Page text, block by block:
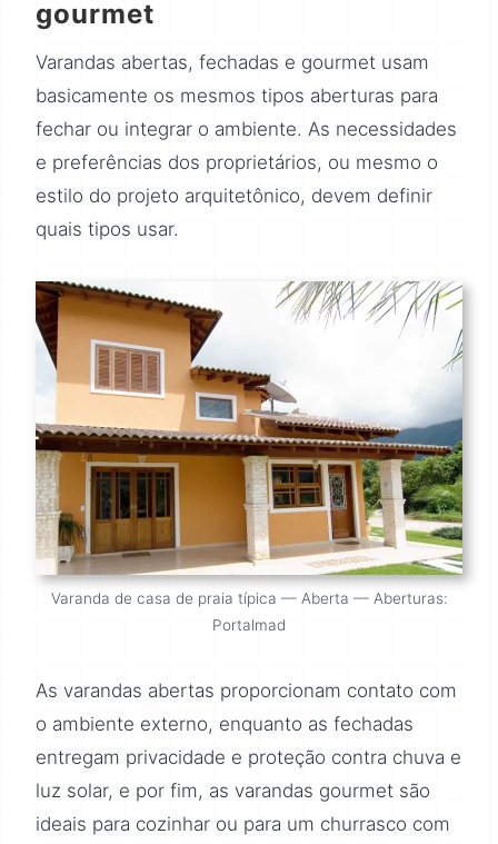
gourmet
Varandas abertas, fechadas e gourmet usam
basicamente os mesmos tipos aberturas para
fechar ou integrar o ambiente. As necessidades
e preferências dos proprietários, ou mesmo o
estilo do projeto arquitetônico, devem definir
quais tipos usar.
Varanda de casa de praia típica — Aberta — Aberturas:
Portalmad
As varandas abertas proporcionam contato com
o ambiente externo, enquanto as fechadas
entregam privacidade e proteção contra chuva e
luz solar, e por fim, as varandas gourmet são
ideais para cozinhar ou para um churrasco com